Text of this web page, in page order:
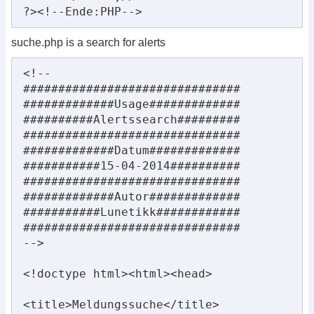
?><!--Ende:PHP-->
suche.php is a search for alerts
<!--
###############################
#############Usage#############
##########Alertssearch#########
###############################
#############Datum#############
###########15-04-2014##########
###############################
#############Autor#############
###########Lunetikk############
###############################
-->
<!doctype html><html><head>
<title>Meldungssuche</title>